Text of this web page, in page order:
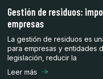
Gestión de residuos:
empresas
La gestión de residuos es
para empresas y entidades
legislación, reducir la
Leer más